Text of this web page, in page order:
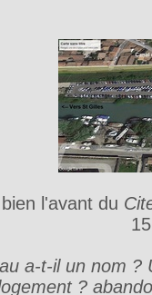
l'avant du
a-t-il un nom ?
?